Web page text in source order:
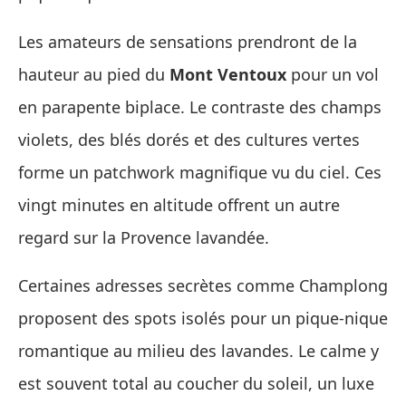
Les amateurs de sensations prendront de la
hauteur au pied du Mont Ventoux pour un vol
en parapente biplace. Le contraste des champs
violets, des blés dorés et des cultures vertes
forme un patchwork magnifique vu du ciel. Ces
vingt minutes en altitude offrent un autre
regard sur la Provence lavandée.
Certaines adresses secrètes comme Champlong
proposent des spots isolés pour un pique‑nique
romantique au milieu des lavandes. Le calme y
est souvent total au coucher du soleil, un luxe